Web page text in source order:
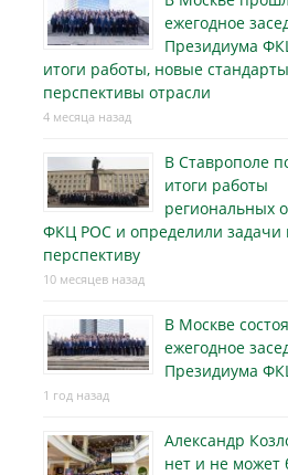
ежегодное
Президиума
итоги работы, новые
перспективы отрасли
4 месяца назад
В Ставрополе
итоги работы
региональных
ФКЦ РОС и определили задачи
перспективу
10 месяцев назад
В Москве
ежегодное
Президиума
1 год назад
Александр
нет и не может